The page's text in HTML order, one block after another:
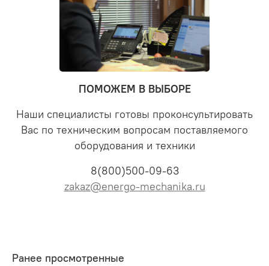
ПОМОЖЕМ В ВЫБОРЕ
Наши специалисты готовы проконсультировать
Вас по техническим вопросам поставляемого
оборудования и техники
8(800)500-09-63
zakaz@energo-mechanika.ru
Ранее просмотренные